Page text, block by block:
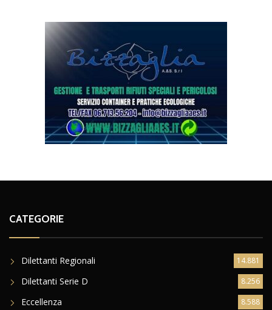
CATEGORIE
Dilettanti Regionali 14.881
Dilettanti Serie D 8.256
Eccellenza 8.588